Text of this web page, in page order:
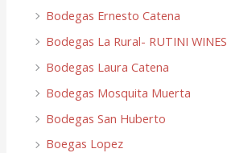
Bodegas Ernesto Catena
Bodegas La Rural- RUTINI WINES
Bodegas Laura Catena
Bodegas Mosquita Muerta
Bodegas San Huberto
Boegas Lopez